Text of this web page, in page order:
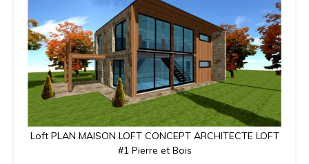
Loft PLAN MAISON LOFT CONCEPT ARCHITECTE LOFT
#1 Pierre et Bois